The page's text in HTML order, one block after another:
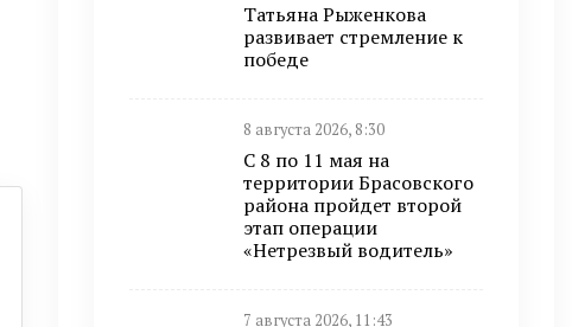
Татьяна Рыженкова
развивает стремление к
победе
8 августа 2026, 8:30
С 8 по 11 мая на
территории Брасовского
района пройдет второй
этап операции
«Нетрезвый водитель»
7 августа 2026, 11:43